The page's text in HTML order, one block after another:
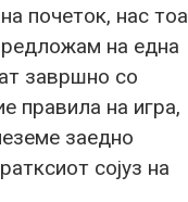
почеток, нас тоа
на една
завршно со
правила на игра,
заедно
сојуз на